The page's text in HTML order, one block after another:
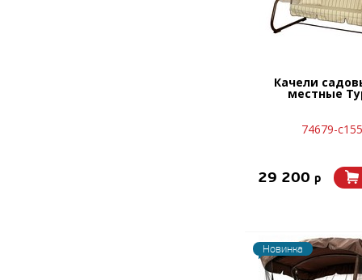
Качели
местные
74679-
29 200 p
Новинка